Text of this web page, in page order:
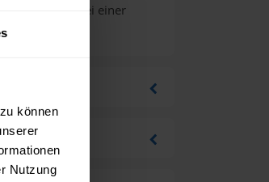
können
Nutzung
bei einer